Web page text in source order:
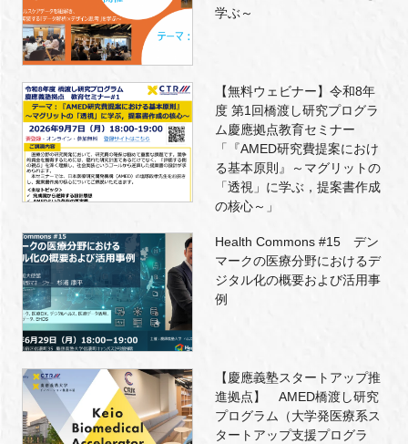
学ぶ～
【無料ウェビナー】令和8年
度 第1回橋渡し研究プログラ
ム慶應拠点教育セミナー
「『AMED研究費提案におけ
る基本原則』～マグリットの
「透視」に学ぶ，提案書作成
の核心～」
Health Commons #15 デン
マークの医療分野におけるデ
ジタル化の概要および活用事
例
【慶應義塾スタートアップ推
進拠点】 AMED橋渡し研究
プログラム（大学発医療系ス
タートアップ支援プログラ